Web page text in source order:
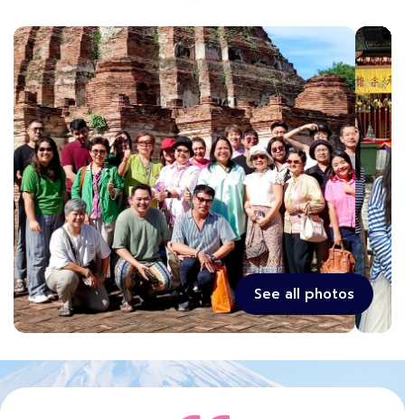
See all photos